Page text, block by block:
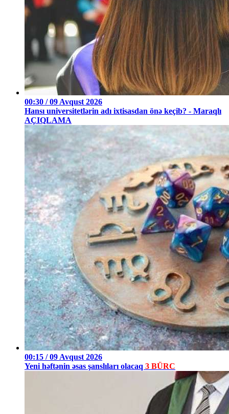
00:30 / 09 Avqust 2026
Hansı universitetlərin adı ixtisasdan önə keçib? - Maraqlı
AÇIQLAMA
00:15 / 09 Avqust 2026
Yeni həftənin əsas şanslıları olacaq 3 BÜRC